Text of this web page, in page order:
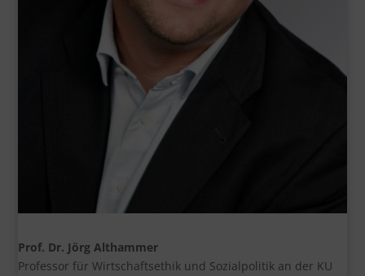
Prof. Dr. Jörg Althammer
Professor für Wirtschaftsethik und Sozialpolitik an der KU